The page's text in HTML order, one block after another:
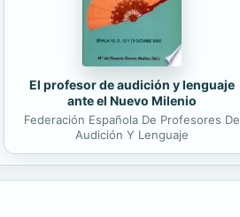
El profesor de audición y lenguaje
ante el Nuevo Milenio
Federación Española De Profesores De
Audición Y Lenguaje